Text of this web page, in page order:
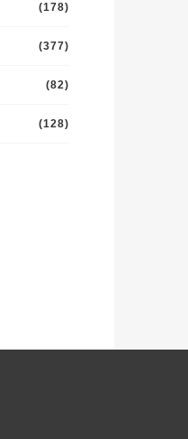
(178)
(377)
(82)
(128)